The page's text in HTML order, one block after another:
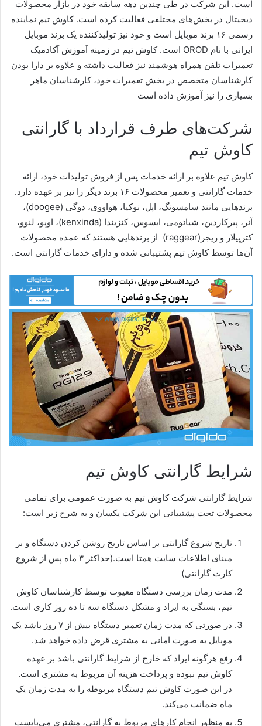
است. این شرکت در طی چندین دهه سابقه خود در بازار محصولات
دیجیتال در بخش‌های مختلفی فعالیت کرده است. کاوش تیم نماینده
رسمی ۱۶ برند موبایل است و خود نیز تولیدکننده یک برند موبایل
ایرانی با نام OROD است. کاوش تیم در زمینه آموزش آکادمیک
تعمیرات تلفن همراه هوشمند نیز فعالیت داشته و علاوه بر دارا بودن
کارشناسان متخصص در بخش تعمیرات خود، کارشناسان ماهر
بسیاری را نیز آموزش داده است
شرکت‌های طرف قرارداد با گارانتی
کاوش تیم
کاوش تیم علاوه بر ارائه خدمات پس از فروش تولیدات خود، ارائه
خدماتگارانتی
و تعمیر محصولات ۱۶ برند دیگر را نیز بر عهده دارد.
برندهایی مانند سامسونگ، اپل، نوکیا، هواووی، دوگی (doogee)،
آنر، پیرکاردین، شیائومی، ایسوس، کنزیندا (kenxinda)، اوپو، لنوو،
کترپیلار و ریجر(raggear) از برندهایی هستند که عمده محصولات
آن‌ها توسط کاوش تیم پشتیبانی شده و دارای خدمات گارانتی است.
شرایط گارانتی کاوش تیم
شرایط گارانتی شرکت کاوش تیم به صورت عمومی برای تمامی
محصولات تحت پشتیبانی این شرکت یکسان و به شرح زیر است:
تاریخ شروع گارانتی بر اساس تاریخ روشن کردن دستگاه و بر
مبنای اطلاعات سایت همتا است.(حداکثر ۳ ماه پس از شروع
کارت گارانتی)
مدت زمان بررسی دستگاه معیوب توسط کارشناسان کاوش
تیم، بستگی به ایراد و مشکل دستگاه سه تا ده روز کاری است.
در صورتی که مدت زمان تعمیر دستگاه بیش از ۷ روز باشد یک
موبایل به صورت امانی به مشتری قرض داده خواهد شد.
رفع هرگونه ایراد که خارج از شرایط گارانتی باشد بر عهده
کاوش تیم نبوده و پرداخت هزینه آن مربوط به مشتری است.
در این صورت کاوش تیم دستگاه مربوطه را به مدت زمان یک
ماه ضمانت می‌کند.
به منظور انجام کارهای مربوط به گارانتی، مشتری می‌بایست